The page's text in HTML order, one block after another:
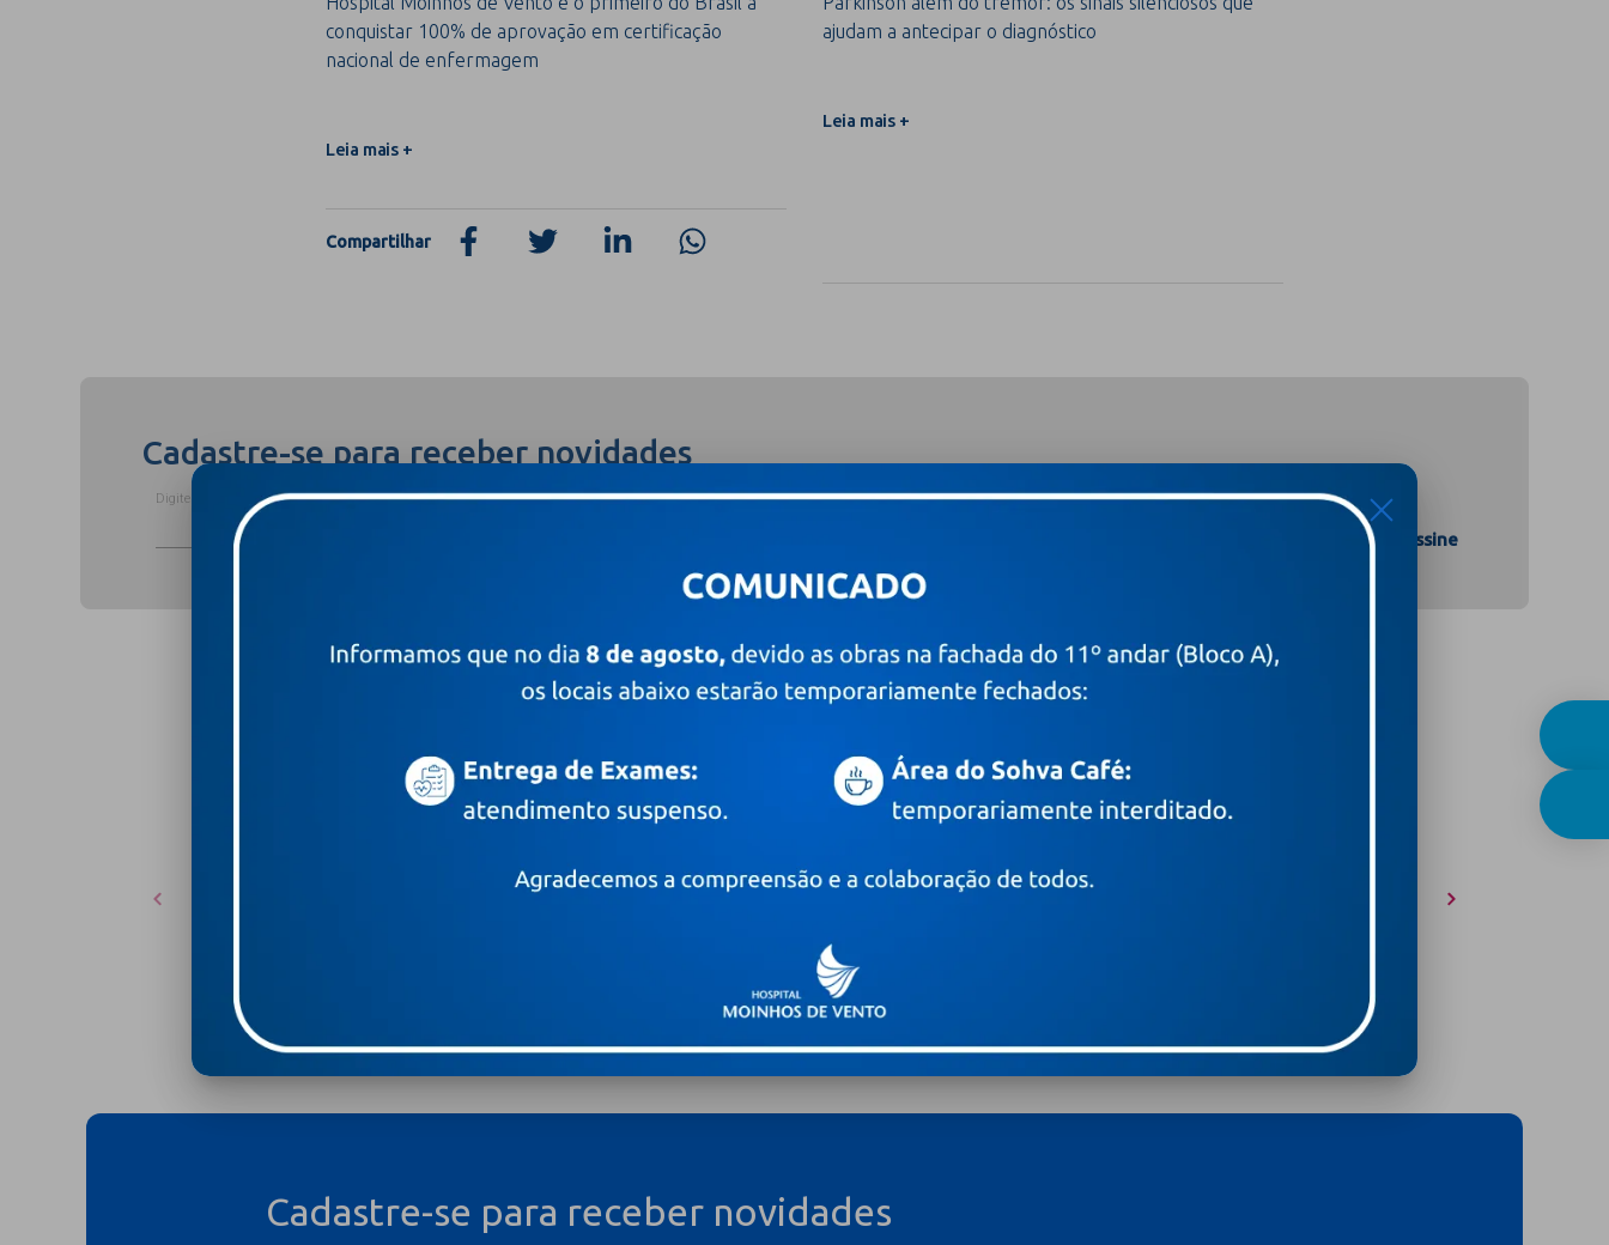
conquistar 100% de aprovação em certificação
nacional de enfermagem
Leia mais +
ajudam a antecipar o diagnóstico
Leia mais +
Compartilhar
Cadastre-se para receber novidades
Digite o seu nome completo Digite o seu e-mail
Assine
PRÊMIOS E CERTIFICAÇÕES
Cadastre-se para receber novidades
X